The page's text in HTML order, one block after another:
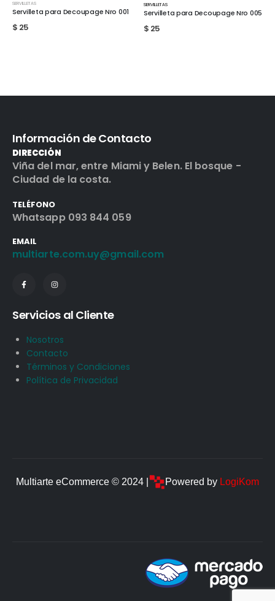
SERVILLETAS
Servilleta para Decoupage Nro 005
$ 25
Servilleta para Decoupage Nro 012
$ 25
Información de Contacto
DIRECCIÓN
Viña del mar, entre Miami y Belen. El bosque -
Ciudad de la costa.
TELÉFONO
Whatsapp 093 844 059
EMAIL
multiarte.com.uy@gmail.com
Servicios al Cliente
Nosotros
Contacto
Términos y Condiciones
Política de Privacidad
Multiarte eCommerce © 2024 | Powered by LogiKom